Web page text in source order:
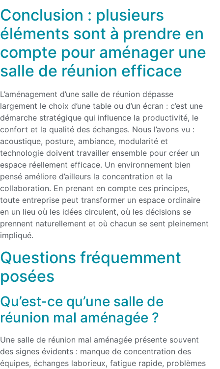
Conclusion : plusieurs
éléments sont à prendre en
compte pour aménager une
salle de réunion efficace
L’aménagement d’une salle de réunion dépasse
largement le choix d’une table ou d’un écran : c’est une
démarche stratégique qui influence la productivité, le
confort et la qualité des échanges. Nous l’avons vu :
acoustique, posture, ambiance, modularité et
technologie doivent travailler ensemble pour créer un
espace réellement efficace. Un environnement bien
pensé améliore d’ailleurs la concentration et la
collaboration. En prenant en compte ces principes,
toute entreprise peut transformer un espace ordinaire
en un lieu où les idées circulent, où les décisions se
prennent naturellement et où chacun se sent pleinement
impliqué.
Questions fréquemment
posées
Qu’est-ce qu’une salle de
réunion mal aménagée ?
Une salle de réunion mal aménagée présente souvent
des signes évidents : manque de concentration des
équipes, échanges laborieux, fatigue rapide, problèmes